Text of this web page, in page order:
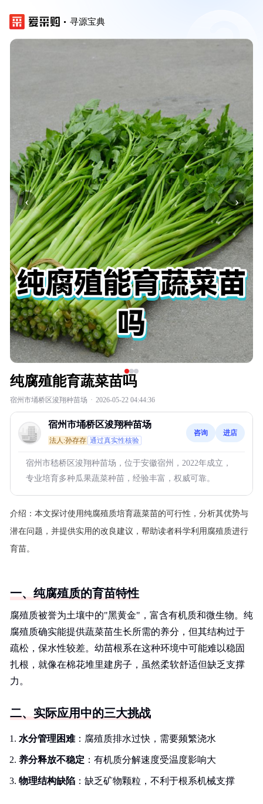
寻源宝典
‹ ›
纯腐殖能育蔬菜苗吗
宿州市埇桥区浚翔种苗场 · 2026-05-22 04:44:36
宿州市埇桥区浚翔种苗场
法人:孙存存 通过真实性核验
咨询 进店
宿州市嵇桥区浚翔种苗场，位于安徽宿州，2022年成立，
专业培育多种瓜果蔬菜种苗，经验丰富，权威可靠。
介绍： 本文探讨使用纯腐殖质培育蔬菜苗的可行性，分析其优势与
潜在问题，并提供实用的改良建议，帮助读者科学利用腐殖质进行
育苗。
一、纯腐殖质的育苗特性
腐殖质被誉为土壤中的"黑黄金"，富含有机质和微生物。纯
腐殖质确实能提供蔬菜苗生长所需的养分，但其结构过于
疏松，保水性较差。幼苗根系在这种环境中可能难以稳固
扎根，就像在棉花堆里建房子，虽然柔软舒适但缺乏支撑
力。
二、实际应用中的三大挑战
水分管理困难：腐殖质排水过快，需要频繁浇水
养分释放不稳定 ：有机质分解速度受温度影响大
物理结构缺陷 ：缺乏矿物颗粒，不利于根系机械支撑